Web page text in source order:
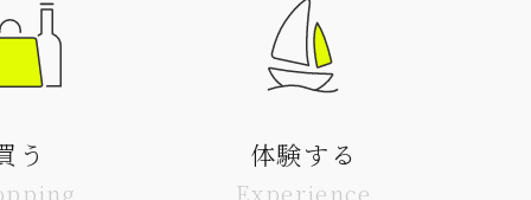
う 体験する
Experience